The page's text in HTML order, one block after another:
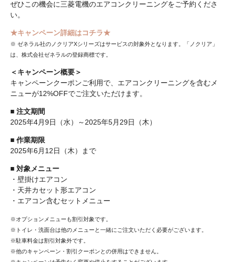
ぜひこの機会に三菱電機のエアコンクリーニングをご予約くださ
い。
★キャンペーン詳細はコチラ★
※ ゼネラル社のノクリアXシリーズはサービスの対象外となります。「ノクリア」
は、株式会社ゼネラルの登録商標です。
＜キャンペーン概要＞
キャンペーンクーポンご利用で、エアコンクリーニングを含むメ
ニューが12%OFFでご注文いただけます。
■ 注文期間
2025年4月9日（水）～2025年5月29日（木）
■ 作業期限
2025年6月12日（木）まで
■ 対象メニュー
・壁掛けエアコン
・天井カセット形エアコン
・エアコン含むセットメニュー
※オプションメニューも割引対象です。
※トイレ・洗面台は他のメニューと一緒にご注文いただく必要がございます。
※駐車料金は割引対象外です。
※他のキャンペーン・割引クーポンとの併用はできません。